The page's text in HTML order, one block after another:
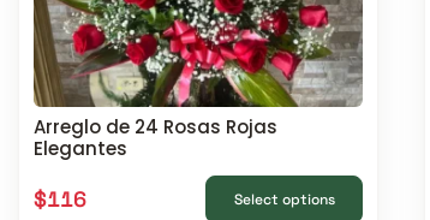
Arreglo de 24 Rosas Rojas
Elegantes
$116 Select options